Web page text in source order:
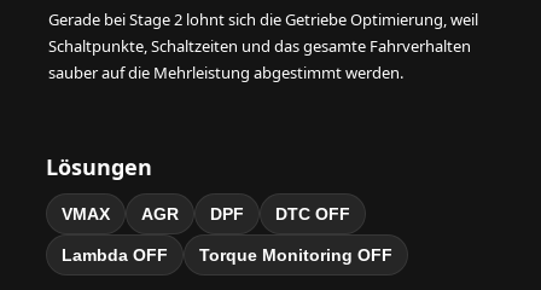
Gerade bei Stage 2 lohnt sich die Getriebe Optimierung, weil
Schaltpunkte, Schaltzeiten und das gesamte Fahrverhalten
sauber auf die Mehrleistung abgestimmt werden.
Lösungen
VMAX AGR DPF DTC OFF
Lambda OFF Torque Monitoring OFF